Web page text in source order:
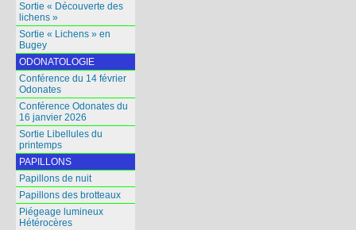
Sortie « Découverte des
lichens »
Sortie « Lichens » en
Bugey
ODONATOLOGIE
Conférence du 14 février
Odonates
Conférence Odonates du
16 janvier 2026
Sortie Libellules du
printemps
PAPILLONS
Papillons de nuit
Papillons des brotteaux
Piégeage lumineux
Hétérocères